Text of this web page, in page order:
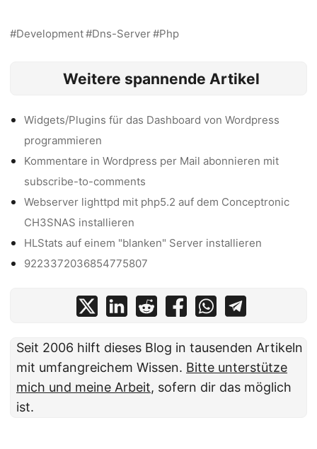
Development Dns-Server Php
Weitere spannende Artikel
Widgets/Plugins für das Dashboard von Wordpress
programmieren
Kommentare in Wordpress per Mail abonnieren mit
subscribe-to-comments
Webserver lighttpd mit php5.2 auf dem Conceptronic
CH3SNAS installieren
HLStats auf einem "blanken" Server installieren
9223372036854775807
Seit 2006 hilft dieses Blog in tausenden Artikeln
mit umfangreichem Wissen. Bitte unterstütze
mich und meine Arbeit, sofern dir das möglich
ist.